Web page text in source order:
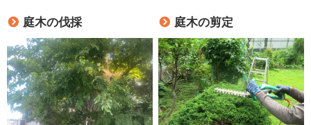
庭木の伐採 庭木の剪定